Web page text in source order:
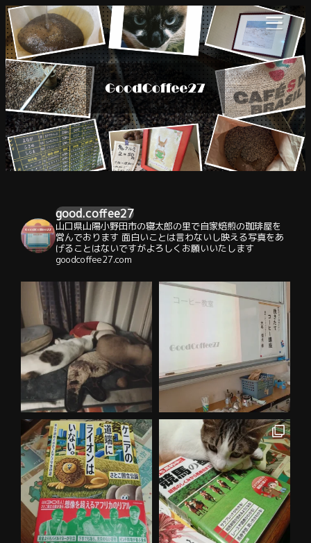
good.coffee27
山口県山陽小野田市の寝太郎の里で自家焙煎の珈琲屋を
営んでおります 面白いことは言わないし映える写真をあ
げることはないですがよろしくお願いいたします ⁡
⁡goodcoffee27.com